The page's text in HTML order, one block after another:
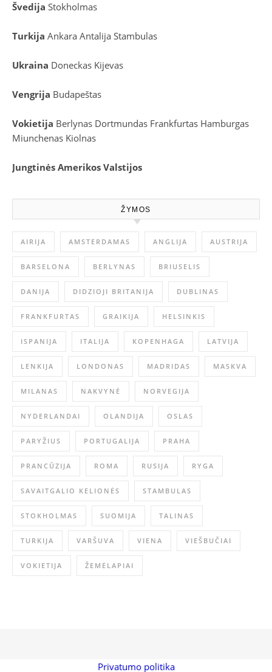
Švedija Stokholmas
Turkija Ankara Antalija Stambulas
Ukraina Doneckas Kijevas
Vengrija Budapeštas
Vokietija Berlynas Dortmundas Frankfurtas Hamburgas
Miunchenas Kiolnas
Jungtinės Amerikos Valstijos
ŽYMOS
AIRIJA AMSTERDAMAS ANGLIJA AUSTRIJA
BARSELONA BERLYNAS BRIUSELIS
DANIJA DIDZIOJI BRITANIJA DUBLINAS
FRANKFURTAS GRAIKIJA HELSINKIS
ISPANIJA ITALIJA KOPENHAGA LATVIJA
LENKIJA LONDONAS MADRIDAS MASKVA
MILANAS NAKVYNĖ NORVEGIJA
NYDERLANDAI OLANDIJA OSLAS
PARYŽIUS PORTUGALIJA PRAHA
PRANCŪZIJA ROMA RUSIJA RYGA
SAVAITGALIO KELIONĖS STAMBULAS
STOKHOLMAS SUOMIJA TALINAS
TURKIJA VARŠUVA VIENA VIEŠBUČIAI
VOKIETIJA ŽEMĖLAPIAI
Privatumo politika